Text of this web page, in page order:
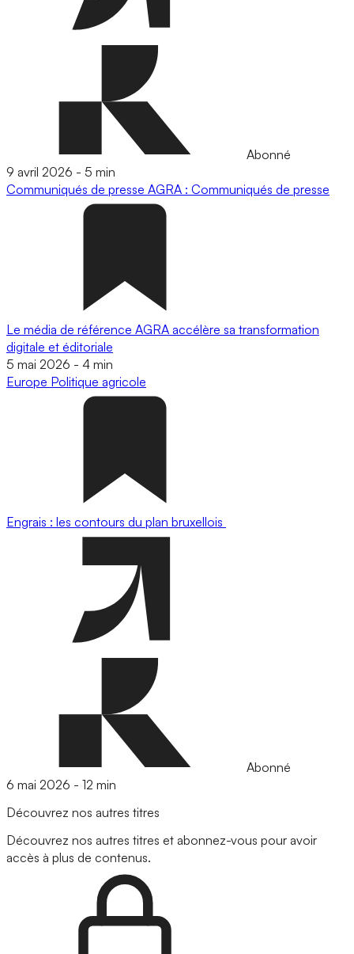
Abonné
9 avril 2026 - 5 min
Communiqués de presse AGRA : Communiqués de presse
Le média de référence AGRA accélère sa transformation
digitale et éditoriale
5 mai 2026 - 4 min
Europe Politique agricole
Engrais : les contours du plan bruxellois
Abonné
6 mai 2026 - 12 min
Découvrez nos autres titres
Découvrez nos autres titres et abonnez-vous pour avoir
accès à plus de contenus.